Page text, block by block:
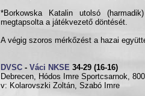
*Borkowska Katalin utolsó
megtapsolta a játékvezető döntését.
A végig szoros mérkőzést a hazai
DVSC - Váci NKSE 34-29 (16-16)
Debrecen, Hódos Imre Sportcsarnok,
v: Kolarovszki Zoltán, Szabó Imre